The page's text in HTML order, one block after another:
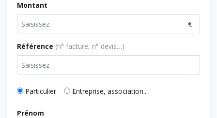
Montant
€
Référence (n° facture, n° devis…)
Particulier Entreprise, association...
Prénom